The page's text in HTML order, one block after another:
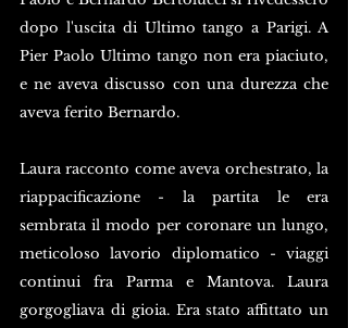
dopo l'uscita di Ultimo tango a Parigi. A
Pier Paolo Ultimo tango non era piaciuto,
e ne aveva discusso con una durezza che
aveva ferito Bernardo.
Laura racconto come aveva orchestrato, la
riappacificazione - la partita le era
sembrata il modo per coronare un lungo,
meticoloso lavorio diplomatico - viaggi
continui fra Parma e Mantova. Laura
gorgogliava di gioia. Era stato affittato un